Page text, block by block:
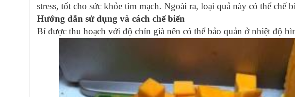
stress, tốt cho sức khỏe tim mạch. Ngoài ra, loại quả này có thể chế
Hướng dẫn sử dụng và cách chế biến
Bí được thu hoạch với độ chín già nên có thể bảo quản ở nhiệt độ